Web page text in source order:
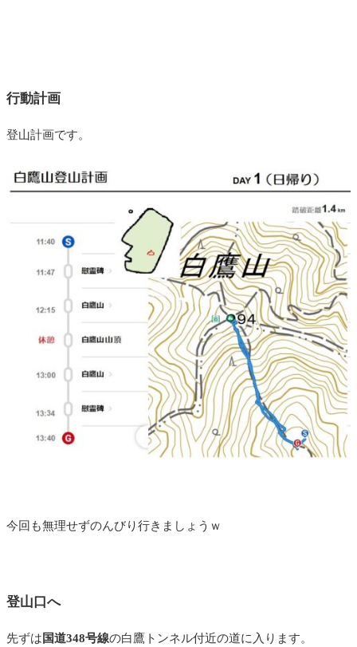
行動計画
登山計画です。
今回も無理せずのんびり行きましょうｗ
登山口へ
先ずは 国道348号線の白鷹トンネル付近の道に入ります。